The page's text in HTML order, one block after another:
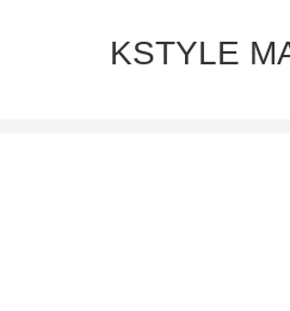
KSTYLE